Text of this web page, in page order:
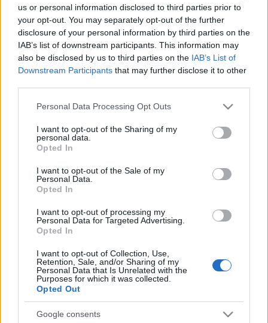
us or personal information disclosed to third parties prior to
your opt-out. You may separately opt-out of the further
disclosure of your personal information by third parties on the
IAB’s list of downstream participants. This information may
also be disclosed by us to third parties on the IAB’s List of
Downstream Participants that may further disclose it to other
Please note that this website/app uses one or more Google
not limited to your visit or usage behaviour. You may click to
grant or deny consent to Google and its third-party tags to
use your data for below specified purposes in below Google
consent section.
Personal Data Processing Opt Outs
I want to opt-out of the Sharing of my
personal data.
Opted In
I want to opt-out of the Sale of my
Personal Data.
Opted In
I want to opt-out of processing my
Personal Data for Targeted Advertising.
Opted In
I want to opt-out of Collection, Use,
Retention, Sale, and/or Sharing of my
Personal Data that Is Unrelated with the
Purposes for which it was collected.
Opted Out
Google consents
Denzel Washington, Brad Pitt, Leonardo DiCaprioés
Bill Clintonvolt amerikai elnök is feltűnik a képernyőn.
A zenei programhoz a popvilág színe-java csatlakozott,
legutóbbMadonnaésBeyoncéjelezte szereplését, előbbi
többek között Bruce Springsteen, Alicia Keys, Stevie
Wonder, Taylor Swift, Justin Timberlake, Bono, Sting,
Kid RockésKeith Urban
segélyszervezetnek juttatják el.
MEGOSZTÁS